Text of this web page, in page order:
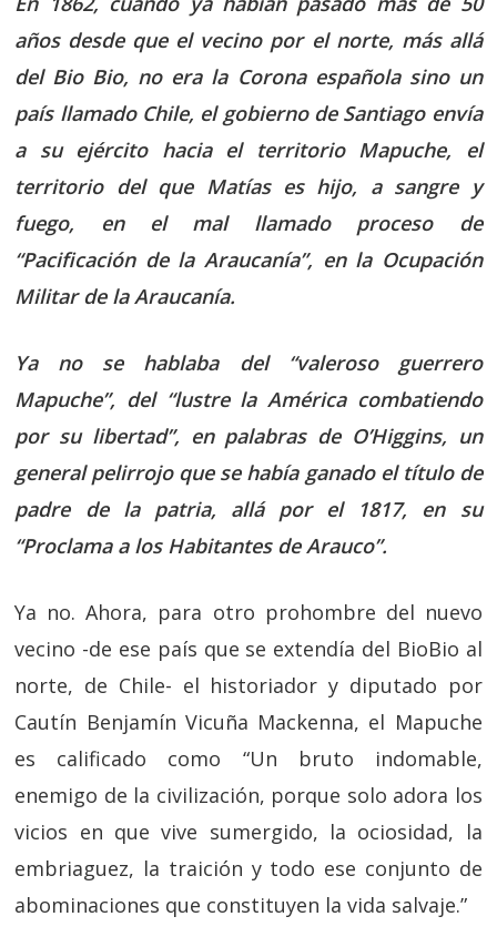
años desde que el vecino por el norte, más allá
del Bio Bio, no era la Corona española sino un
país llamado Chile, el gobierno de Santiago envía
a su ejército hacia el territorio Mapuche, el
territorio del que Matías es hijo, a sangre y
fuego, en el mal llamado proceso de
“Pacificación de la Araucanía”, en la Ocupación
Militar de la Araucanía.
Ya no se hablaba del “valeroso guerrero
Mapuche”, del “lustre la América combatiendo
por su libertad”, en palabras de O’Higgins, un
general pelirrojo que se había ganado el título de
padre de la patria, allá por el 1817, en su
“Proclama a los Habitantes de Arauco”.
Ya no. Ahora, para otro prohombre del nuevo
vecino -de ese país que se extendía del BioBio al
norte, de Chile- el historiador y diputado por
Cautín Benjamín Vicuña Mackenna, el Mapuche
es calificado como “Un bruto indomable,
enemigo de la civilización, porque solo adora los
vicios en que vive sumergido, la ociosidad, la
embriaguez, la traición y todo ese conjunto de
abominaciones que constituyen la vida salvaje.”